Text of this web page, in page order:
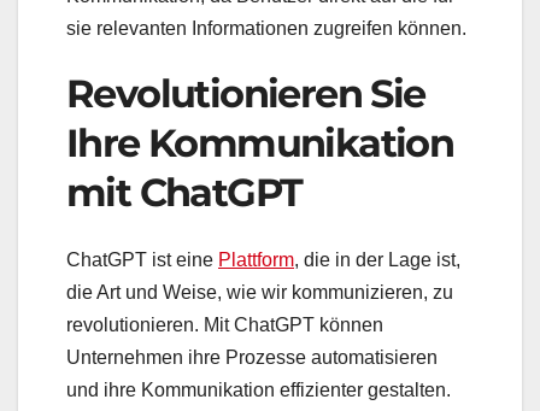
sie relevanten Informationen zugreifen können.
Revolutionieren Sie
Ihre Kommunikation
mit ChatGPT
ChatGPT ist eine Plattform, die in der Lage ist,
die Art und Weise, wie wir kommunizieren, zu
revolutionieren. Mit ChatGPT können
Unternehmen ihre Prozesse automatisieren
und ihre Kommunikation effizienter gestalten.